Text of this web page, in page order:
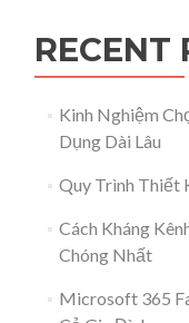
RECENT
Kinh Nghiệm
Dụng Dài Lâu
Quy Trình Thiết
Cách Kháng
Chóng Nhất
Microsoft 365